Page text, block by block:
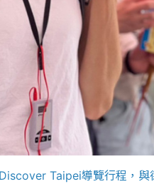
Taipei導覽行程，